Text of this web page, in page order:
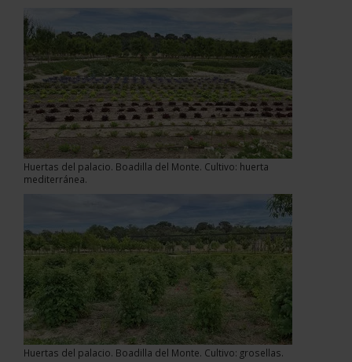
Huertas del palacio. Boadilla del Monte. Cultivo: huerta
mediterránea.
Huertas del palacio. Boadilla del Monte. Cultivo: grosellas.